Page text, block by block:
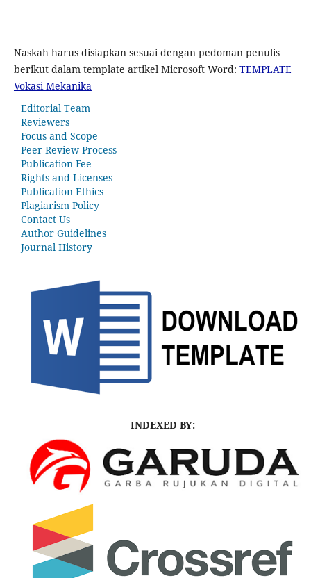
Naskah harus disiapkan sesuai dengan pedoman penulis
berikut dalam template artikel Microsoft Word: TEMPLATE
Vokasi Mekanika
Editorial Team
Reviewers
Focus and Scope
Peer Review Process
Publication Fee
Rights and Licenses
Publication Ethics
Plagiarism Policy
Contact Us
Author Guidelines
Journal History
INDEXED BY: